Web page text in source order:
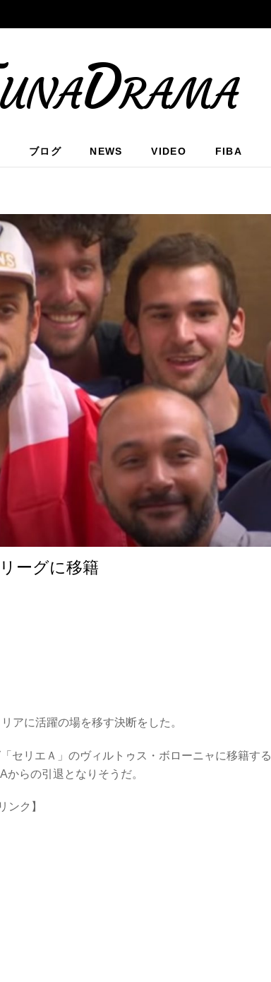
ブログ NEWS VIDEO FIBA
ーグに移籍
アに活躍の場を移す決断をした。
セリエＡ」のヴィルトゥス・ボローニャに移籍する
らの引退となりそうだ。
ンク】